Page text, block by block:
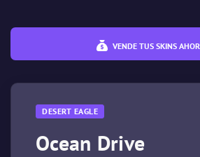
VENDE TUS SKINS
DESERT EAGLE
Ocean Drive